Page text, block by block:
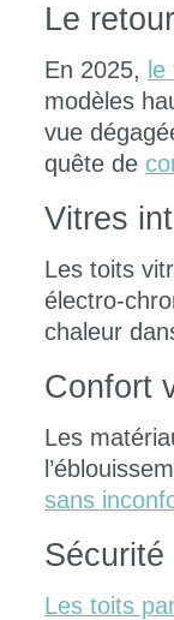
Le
En 2025,
modèles
vue
quête de
Vitres
Les toits
électro-
chaleur
Confort
Les
sans
Les toits